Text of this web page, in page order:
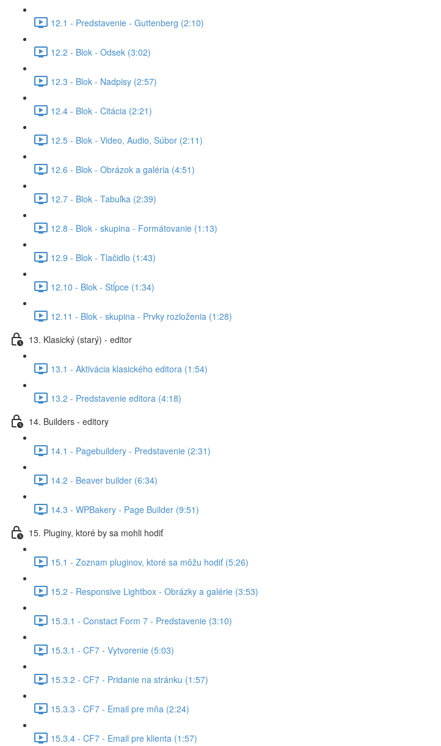
12.1 - Predstavenie - Guttenberg (2:10)
12.2 - Blok - Odsek (3:02)
12.3 - Blok - Nadpisy (2:57)
12.4 - Blok - Citácia (2:21)
12.5 - Blok - Video, Audio, Súbor (2:11)
12.6 - Blok - Obrázok a galéria (4:51)
12.7 - Blok - Tabuľka (2:39)
12.8 - Blok - skupina - Formátovanie (1:13)
12.9 - Blok - Tlačidlo (1:43)
12.10 - Blok - Stĺpce (1:34)
12.11 - Blok - skupina - Prvky rozloženia (1:28)
13. Klasický (starý) - editor
13.1 - Aktivácia klasického editora (1:54)
13.2 - Predstavenie editora (4:18)
14. Builders - editory
14.1 - Pagebuildery - Predstavenie (2:31)
14.2 - Beaver builder (6:34)
14.3 - WPBakery - Page Builder (9:51)
15. Pluginy, ktoré by sa mohli hodiť
15.1 - Zoznam pluginov, ktoré sa môžu hodiť (5:26)
15.2 - Responsive Lightbox - Obrázky a galérie (3:53)
15.3.1 - Constact Form 7 - Predstavenie (3:10)
15.3.1 - CF7 - Vytvorenie (5:03)
15.3.2 - CF7 - Pridanie na stránku (1:57)
15.3.3 - CF7 - Email pre mňa (2:24)
15.3.4 - CF7 - Email pre klienta (1:57)